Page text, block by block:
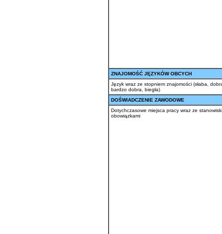
ZNAJOMOŚĆ JĘZYKÓW OBCYCH
Język wraz ze stopniem znajomości (słaba,
bardzo dobra, biegła)
DOŚWIADCZENIE ZAWODOWE
Dotychczasowe miejsca pracy wraz ze
obowiązkami